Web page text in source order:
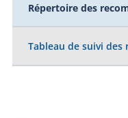
Répertoire des
Tableau de suivi